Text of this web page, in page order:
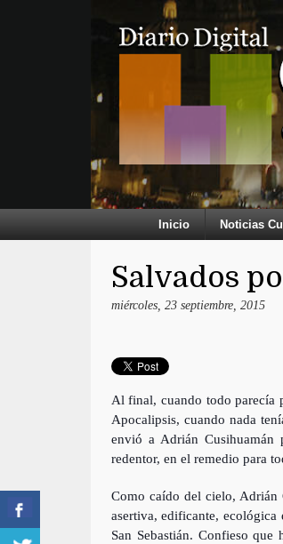
Inicio Noticias
Salvados
miércoles, 23 septiembre, 2015
Al final, cuando todo parecía
Apocalipsis, cuando nada
envió a Adrián Cusihuamán
redentor, en el remedio para
Como caído del cielo, Adrián
asertiva, edificante, ecológica
San Sebastián. Confieso